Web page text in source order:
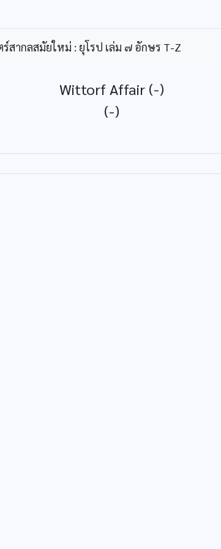
สากลสมัยใหม่ : ยุโรป เล่ม ๗ อักษร T-Z
Wittorf Affair (-)
(-)